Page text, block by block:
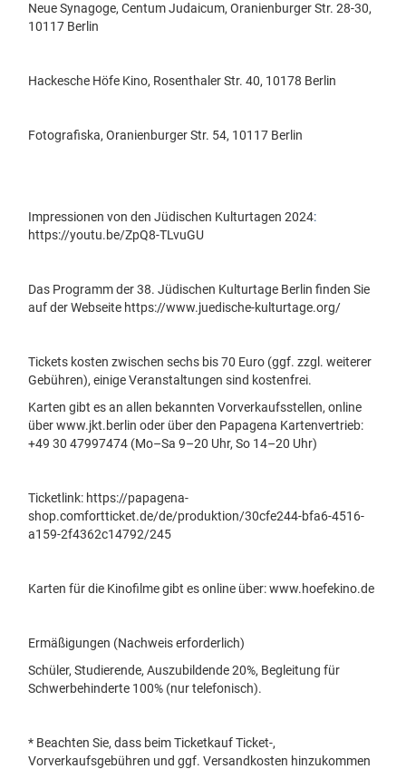
Neue Synagoge, Centum Judaicum, Oranienburger Str. 28-30,
10117 Berlin
Hackesche Höfe Kino, Rosenthaler Str. 40, 10178 Berlin
Fotografiska, Oranienburger Str. 54, 10117 Berlin
Impressionen von den Jüdischen Kulturtagen 2024:
https://youtu.be/ZpQ8-TLvuGU
Das Programm der 38. Jüdischen Kulturtage Berlin finden Sie
auf der Webseite https://www.juedische-kulturtage.org/
Tickets kosten zwischen sechs bis 70 Euro (ggf. zzgl. weiterer
Gebühren), einige Veranstaltungen sind kostenfrei.
Karten gibt es an allen bekannten Vorverkaufsstellen, online
über www.jkt.berlin oder über den Papagena Kartenvertrieb:
+49 30 47997474 (Mo–Sa 9–20 Uhr, So 14–20 Uhr)
Ticketlink: https://papagena-
shop.comfortticket.de/de/produktion/30cfe244-bfa6-4516-
a159-2f4362c14792/245
Karten für die Kinofilme gibt es online über:www.hoefekino.de
Ermäßigungen (Nachweis erforderlich)
Schüler, Studierende, Auszubildende 20%, Begleitung für
Schwerbehinderte 100% (nur telefonisch).
* Beachten Sie, dass beim Ticketkauf Ticket-,
Vorverkaufsgebühren und ggf. Versandkosten hinzukommen